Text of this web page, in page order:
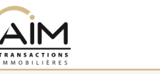
ACHETER